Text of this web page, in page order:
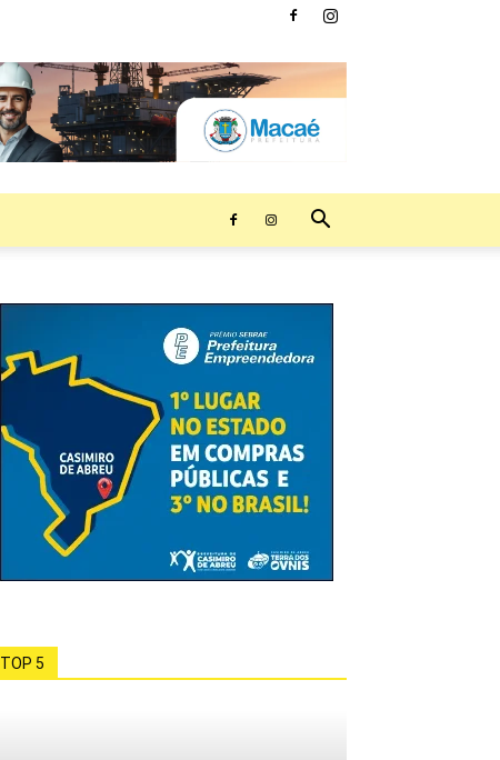
TOP 5